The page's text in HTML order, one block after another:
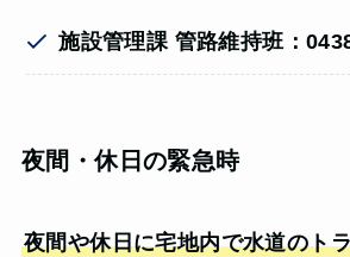
施設管理課 管路維持班：
夜間・休日の緊急時
夜間や休日に宅地内で水道のト